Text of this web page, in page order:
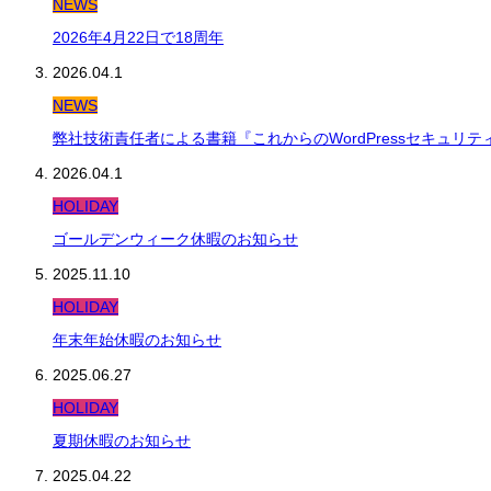
NEWS
2026年4月22日で18周年
2026.04.1
NEWS
弊社技術責任者による書籍『これからのWordPressセキュリテ
2026.04.1
HOLIDAY
ゴールデンウィーク休暇のお知らせ
2025.11.10
HOLIDAY
年末年始休暇のお知らせ
2025.06.27
HOLIDAY
夏期休暇のお知らせ
2025.04.22